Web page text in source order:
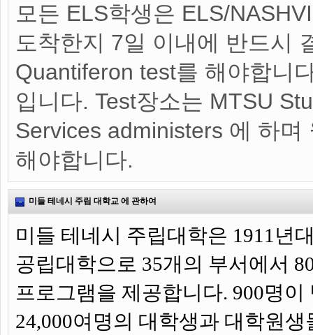
모든 ELS학생은 ELS/
도착한지 7일 이내에 반드시
Quantiferon test를 해야합니
입니다. Test장소는 MTSU
Services administers 에 하며
해야합니다.
미들 테네시 주립 대학교 에 관하여
미들 테네시 주립대학은 1911년
공립대학으로 35개의 부서에서
프로그램을 제공합니다. 900명
24,000여명의 대학생과 대학원